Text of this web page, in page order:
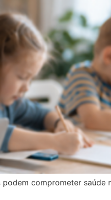
comprometer saúde